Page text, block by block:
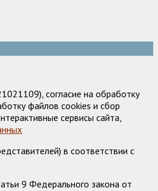
согласие на обработку
файлов cookies и сбор
сервисы сайта,
в соответствии с
9 Федерального закона от